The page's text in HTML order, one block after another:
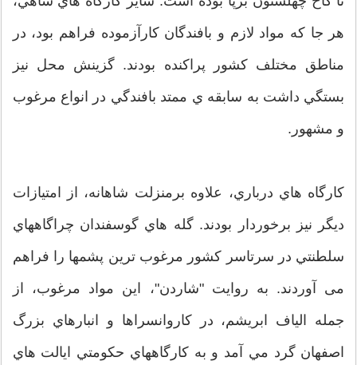
هر جا كه مواد لازم و بافندگان كارآزموده فراهم بود، در
مناطق مختلف كشور پراكنده بودند. گزينش محل نيز
بستگي داشت به سابقه ي ممتد بافندگي در انواع مرغوب
و مشهور.
كارگاه هاي درباري، علاوه برمنزلت شاهانه، از امتيازات
ديگر نيز برخوردار بودند. گله هاي گوسفندان چراگاههاي
سلطنتي در سرتاسر كشور مرغوب ترين پشمها را فراهم
می آوردند. به روايت "شاردن"، اين مواد مرغوب، از
جمله الياف ابريشم، در كاروانسراها و انبارهاي بزرگ
اصفهان گرد مي آمد و به كارگاههاي حكومتي ايالت هاي